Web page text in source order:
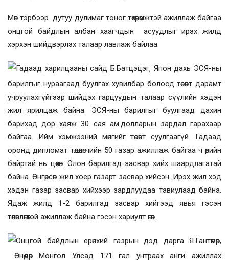
Мөн тэрбээр дутуу дулимаг тоног төхөөрөмжтэй ажиллаж байгаа
онцгой байдлын албан хаагчдын асуудлыг ирэх жилд
хэрхэн шийдвэрлэх талаар лавлаж байлаа.
Гадаад харилцааны сайд Б.Батцэцэг, Япон дахь ЭСЯ-ны
барилгыг нураагаад буулгах хувилбар болоод төсөвт дарамт
учруулахгүйгээр шийдэх гарцуудын талаар сүүлийн хэдэн
жил ярилцаж байна. ЭСЯ-ны барилгыг буулгаад дахин
барихад дор хаяж 30 сая ам.долларын зардал гарахаар
байгаа. Ийм хэмжээний мөнгийг төсөвт суулгаагүй. Гадаад
оронд дипломат төлөөлөгчийн 50 газар ажиллаж байгаа ч өөрийн
байртай нь цөөхөн. Олон барилгад засвар хийх шаардлагатай
байна. Өнгөрсөн жил хоёр газарт засвар хийсэн. Ирэх жил хэд
хэдэн газар засвар хийхээр зардлуудаа тавиулаад байна.
Ядаж жилд 1-2 барилгад засвар хийгээд явья гэсэн
төлөвлөгөөтэй ажиллаж байна гэсэн хариулт өгөв.
Онцгой байдлын ерөнхий газрын дэд дарга Я.Гантөмөр,
Өнөөдөр Монгол Улсад 171 гал унтраах анги ажиллах